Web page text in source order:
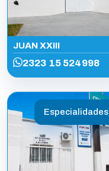
JUAN XXIII
2323 15 524998
Especialidades